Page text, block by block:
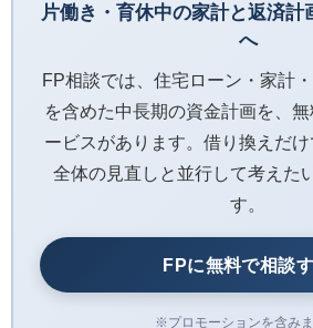
片働き・育休中の家計と返済計
へ
FP相談では、住宅ローン・家計
を含めた中長期の資金計画を、
ービスがあります。借り換えだ
全体の見直しと並行して考えた
す。
FPに無料で相談
※プロモーションを含みま